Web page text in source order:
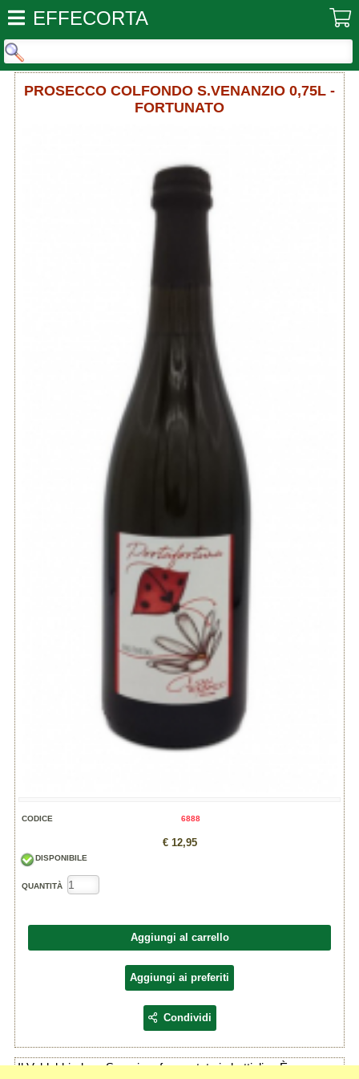
EFFECORTA
PROSECCO COLFONDO S.VENANZIO 0,75L -
FORTUNATO
CODICE 6888
€ 12,95
DISPONIBILE
QUANTITÀ
Aggiungi al carrello
Aggiungi ai preferiti
Condividi
Il Valdobbiadene Superiore fermentato in bottiglia. È